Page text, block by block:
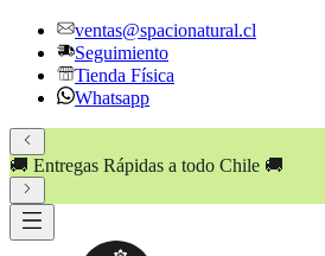
ventas@spacionatural.cl
Seguimiento
Tienda Física
Whatsapp
🚚 Entregas Rápidas a todo Chile 🚚